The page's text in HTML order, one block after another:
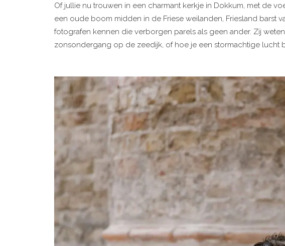
Of jullie nu trouwen in een charmant kerkje in Dokkum, met de
een oude boom midden in de Friese weilanden, Friesland barst
fotografen kennen die verborgen parels als geen ander. Zij
zonsondergang op de zeedijk, of hoe je een stormachtige lucht